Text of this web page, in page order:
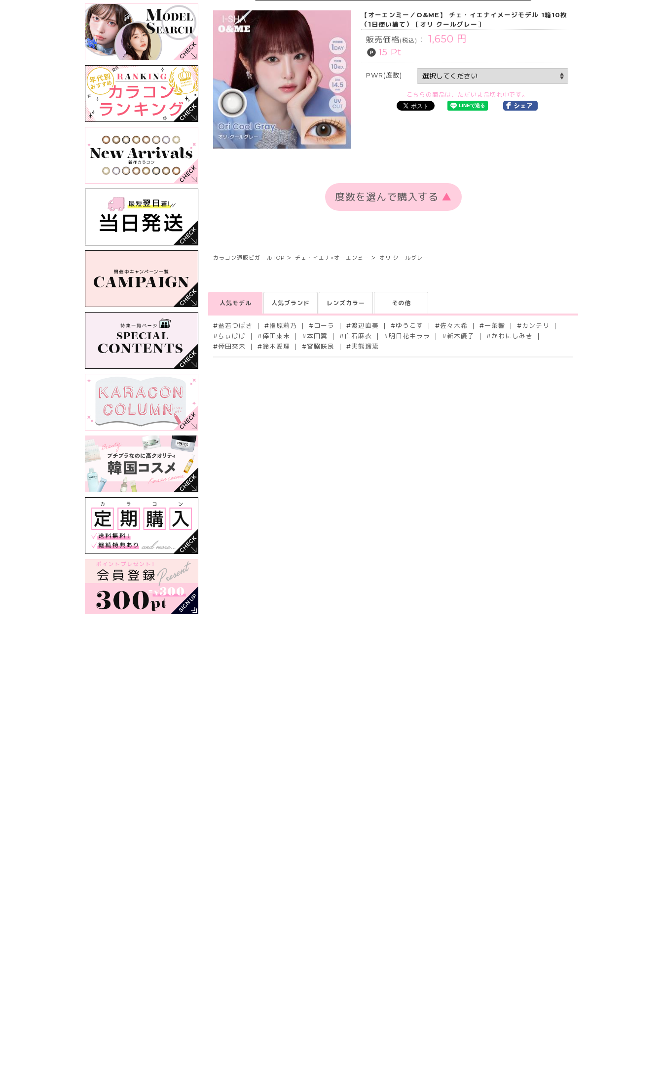
【オーエンミー／O&ME】 チェ・イエナイメージモデル 1箱10枚
（1日使い捨て）［オリ クールグレー］
販売価格(税込) ： 1,650 円
15 Pt
PWR(度数)
こちらの商品は、ただいま品切れ中です。
度数を選んで購入する ▲
カラコン通販ビガールTOP チェ・イエナ×オーエンミー オリ クールグレー
人気モデル 人気ブランド レンズカラー その他
#益若つばさ #指原莉乃 # ローラ #渡辺直美 #ゆうこす #佐々木希 #一条響 # カンテリ
#ちぃぽぽ #倖田來未 #本田翼 # 白石麻衣 #明日花キララ #新木優子 #かわにしみき
#倖田來未 #鈴木愛理 #宮脇咲良 #実熊瑠琉